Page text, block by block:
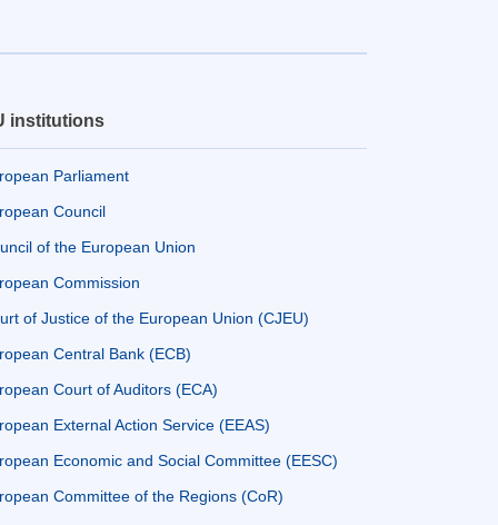
institutions
Parliament
Council
of the European Union
Commission
of Justice of the European Union (CJEU)
Central Bank (ECB)
Court of Auditors (ECA)
External Action Service (EEAS)
Economic and Social Committee (EESC)
Committee of the Regions (CoR)